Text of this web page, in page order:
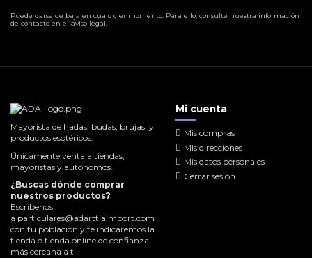
Puede darse de baja en cualquier momento. Para ello, consulte nuestra información
de contacto en el aviso legal.
Mayorista de hadas, budas, brujas, y
productos esotéricos.
Únicamente venta a tiendas,
mayoristas y autónomos.
¿Buscas dónde comprar
nuestros productos?
Escríbenos
a particulares@adarttiaimport.com
con tu población y te indicaremos la
tienda o tienda online de confianza
más cercana a ti.
Mi cuenta
Mis compras
Mis direcciones
Mis datos personales
Cerrar sesión